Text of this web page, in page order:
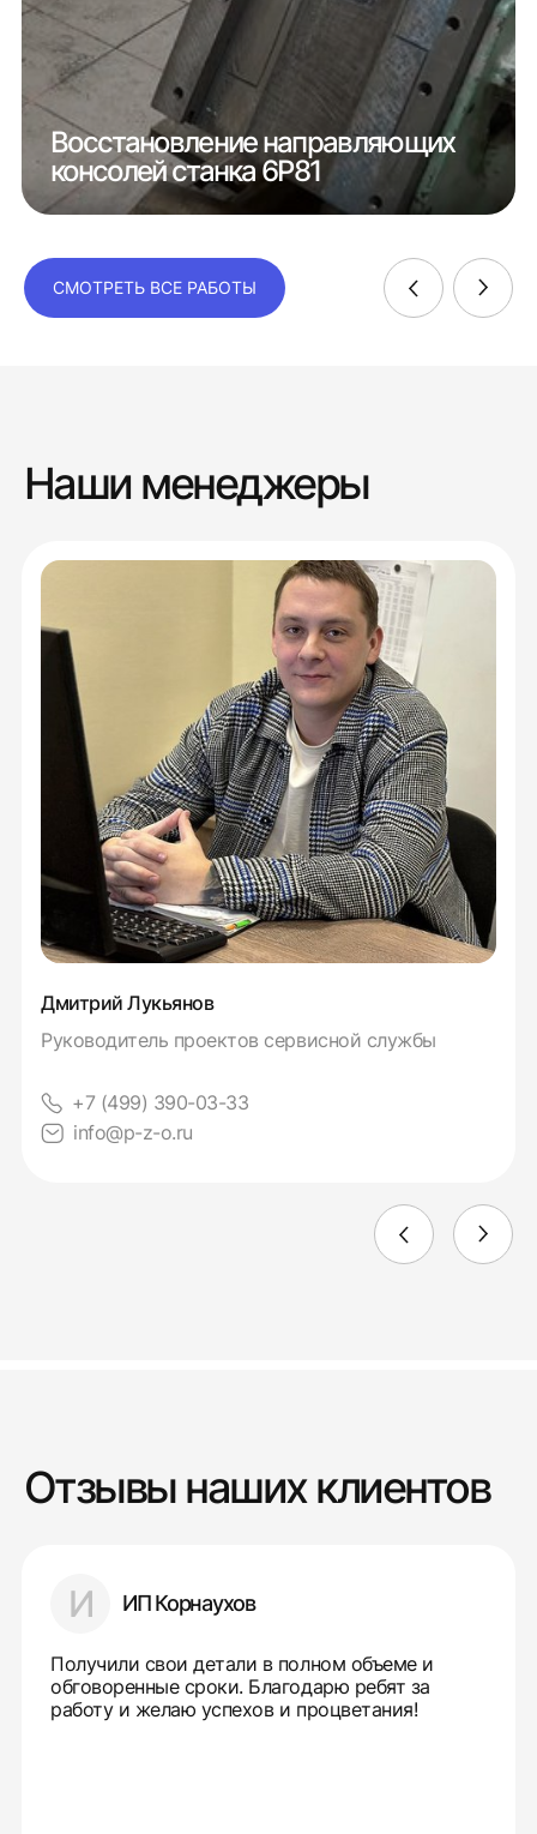
Восстановление направляющих
консолей станка 6Р81
СМОТРЕТЬ ВСЕ РАБОТЫ
Наши менеджеры
Дмитрий Лукьянов
Руководитель проектов сервисной службы
+7 (499) 390-03-33
info@p-z-o.ru
Отзывы наших клиентов
И ИП Корнаухов
Получили свои детали в полном объеме и
обговоренные сроки. Благодарю ребят за
работу и желаю успехов и процветания!